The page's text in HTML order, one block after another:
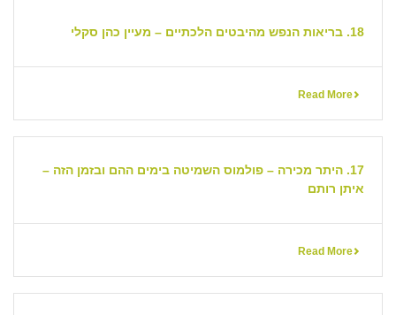
18. בריאות הנפש מהיבטים הלכתיים – מעיין כהן סקלי
Read More
17. היתר מכירה – פולמוס השמיטה בימים ההם ובזמן הזה –
איתן רותם
Read More